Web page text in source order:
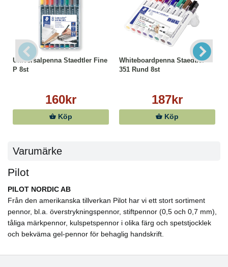
Universalpenna Staedtler Fine
P 8st
160kr
Köp
Whiteboardpenna Staedtler
351 Rund 8st
187kr
Köp
Varumärke
Pilot
PILOT NORDIC AB
Från den amerikanska tillverkan Pilot har vi ett stort sortiment
pennor, bl.a. överstrykningspennor, stiftpennor (0,5 och 0,7 mm),
tåliga märkpennor, kulspetspennor i olika färg och spetstjocklek
och bekväma gel-pennor för behaglig handskrift.